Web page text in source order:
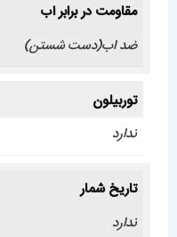
مقاومت در برابر اب
ضد اب(دست شستن)
توربیلون
ندارد
تاریخ شمار
ندارد